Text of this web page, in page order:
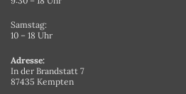
Samstag:
10 – 18 Uhr
Adresse:
In der Brandstatt 7
87435 Kempten